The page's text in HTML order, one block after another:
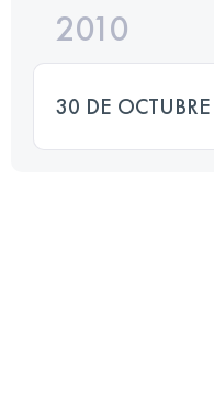
2010
30 DE OCTUBRE